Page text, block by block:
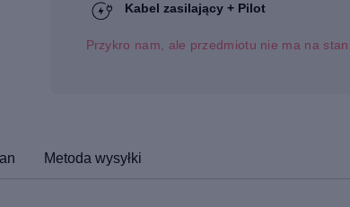
Kabel zasilający + Pilot
Przykro nam, ale przedmiotu nie ma na
Metoda wysyłki